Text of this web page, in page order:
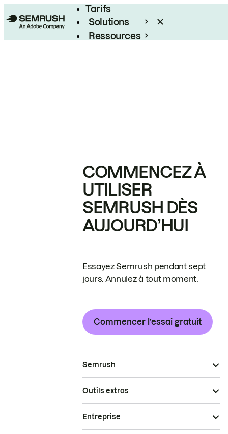
Tarifs
Solutions
Ressources
COMMENCEZ À
UTILISER
SEMRUSH DÈS
AUJOURD’HUI
Essayez Semrush pendant sept
jours. Annulez à tout moment.
Commencer l’essai gratuit
Semrush
Outils extras
Entreprise